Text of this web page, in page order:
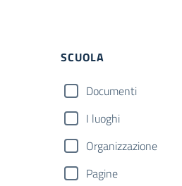
Filtri
SCUOLA
Documenti
I luoghi
Organizzazione
Pagine